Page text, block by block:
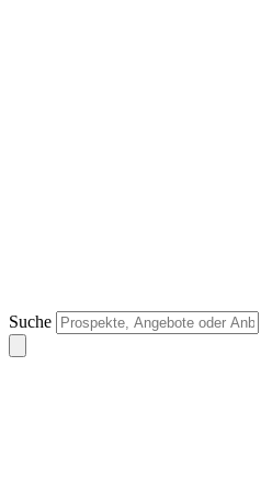
Suche